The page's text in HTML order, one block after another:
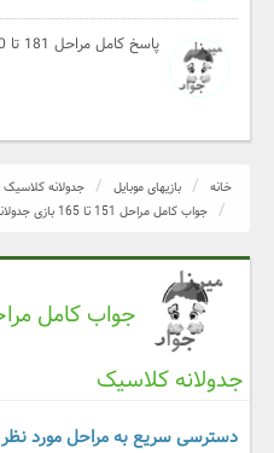
پاسخ کامل مراحل 181 تا 200 بازی جدولانه 1
خانه بازیهای موبایل
جدولانه کلاسیک
جواب کامل مراحل 151 تا 165 بازی جدولانه کلاسیک
جدولانه کلاسیک
دسترسی سریع به مراحل مورد نظر